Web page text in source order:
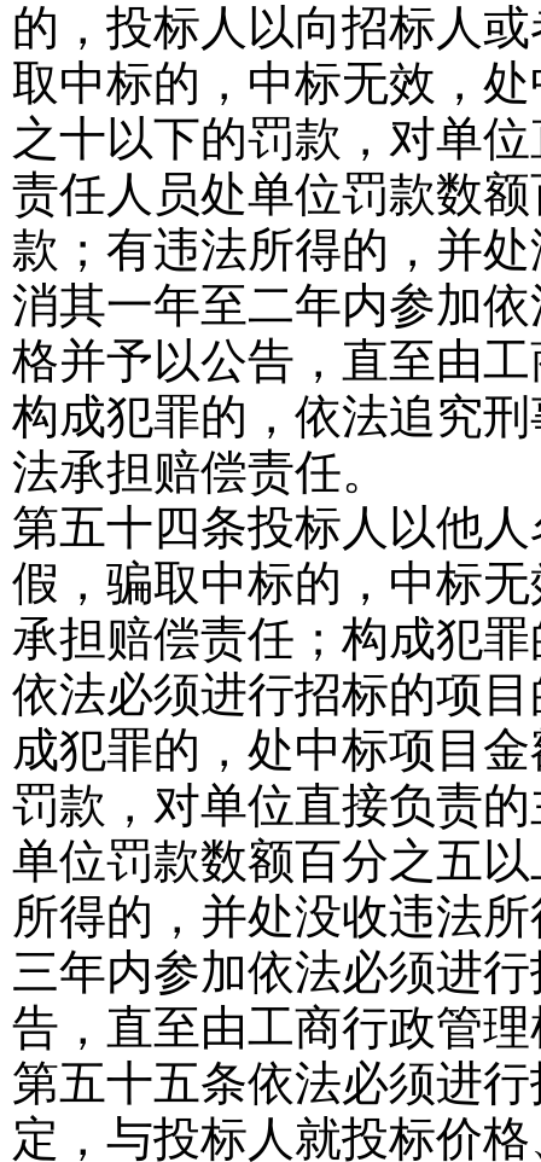
的，投标人以向招标人
取中标的，中标无效，
之十以下的罚款，对单
责任人员处单位罚款数
款；有违法所得的，并
消其一年至二年内参加
格并予以公告，直至由
构成犯罪的，依法追究
法承担赔偿责任。
第五十四条投标人以他
假，骗取中标的，中标
承担赔偿责任；构成犯
依法必须进行招标的项
成犯罪的，处中标项目
罚款，对单位直接负责
单位罚款数额百分之五
所得的，并处没收违法
三年内参加依法必须进
告，直至由工商行政管
第五十五条依法必须进
定，与投标人就投标价